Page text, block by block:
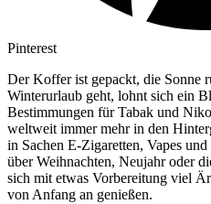
Pinterest
Der Koffer ist gepackt, die Sonne
Winterurlaub geht, lohnt sich ein
Bestimmungen für Tabak und
weltweit immer mehr in den
in Sachen E-Zigaretten, Vapes
über Weihnachten, Neujahr oder
sich mit etwas Vorbereitung viel
von Anfang an genießen.